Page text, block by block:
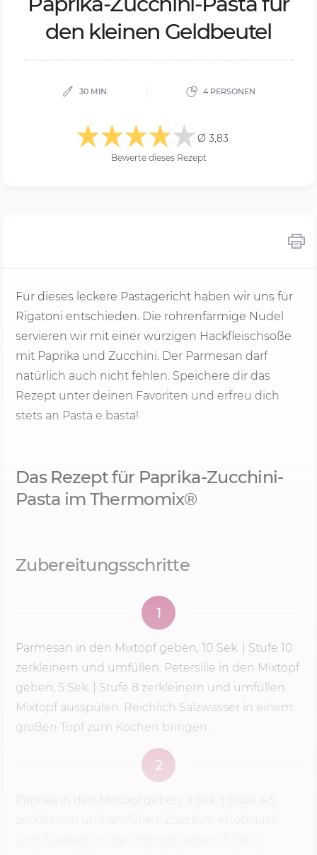
den klei­nen Geld­beu­tel
30 MIN. 4 PERSONEN
Ø 3,83
Bewerte dieses Rezept
Für dieses leckere Pastagericht haben wir uns für
Rigatoni entschieden. Die röhrenfärmige Nudel
servieren wir mit einer würzigen Hackfleischsoße
mit Paprika und Zucchini. Der Parmesan darf
natürlich auch nicht fehlen. Speichere dir das
Rezept unter deinen Favoriten und erfreu dich
stets an Pasta e basta!
Das Rezept für Paprika-Zucchini-
Pasta im Thermomix®
Zubereitungsschritte
1
Parmesan in den Mixtopf geben, 10 Sek. | Stufe 10
zerkleinern und umfüllen. Petersilie in den Mixtopf
geben, 5 Sek. | Stufe 8 zerkleinern und umfüllen.
Mixtopf ausspülen. Reichlich Salzwasser in einem
großen Topf zum Kochen bringen.
2
Paprika in den Mixtopf geben,
| Stufe 4,5